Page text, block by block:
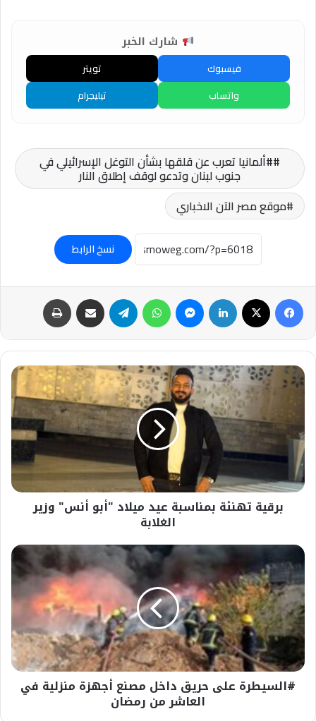
شارك الخبر
فيسبوك
تويتر
واتساب
تيليجرام
#ألمانيا تعرب عن قلقها بشأن التوغل الإسرائيلي في
جنوب لبنان وتدعو لوقف إطلاق النار
موقع مصر الآن الاخباري
نسخ الرابط
فيسبوك لينكدإن ماسنجر واتساب تيلقرام مشاركة عبر البريد
برقية
تهنئة
عيد
ميلاد
"أبو
أنس"
وزير
الغلابة
برقية تهنئة بمناسبة عيد ميلاد "أبو أنس" وزير
الغلابة
#السيطرة
على
حريق
داخل
مصنع
أجهزة
منزلية
في
العاشر
من#السيطرة على حريق داخل مصنع أجهزة منزلية في
العاشر من رمضان